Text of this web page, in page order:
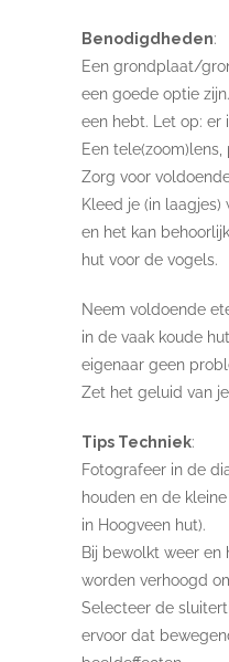
Benodigdheden:
Een grondplaat/
een goede optie
een hebt. Let op: er
Een
Zorg voor
Kleed je (in
en het kan
hut voor de vogels.
Neem voldoende
in de vaak koude
eigenaar geen
Zet het geluid van
Tips Techniek:
Fotografeer in de
houden en de
in Hoogveen hut).
Bij bewolkt weer en
worden verhoogd
Selecteer de
ervoor dat